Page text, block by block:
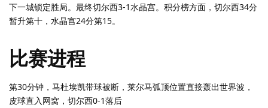
下一城锁定胜局。最终切尔西3-1水晶宫。积分榜方面，切尔西34分
暂升第十，水晶宫24分第15。
比赛进程
第30分钟，马杜埃凯带球被断，莱尔马弧顶位置直接轰出世界波，
皮球直入网窝，切尔西0-1落后